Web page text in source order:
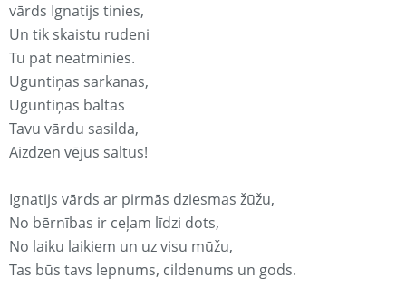
vārds Ignatijs tinies,
Un tik skaistu rudeni
Tu pat neatminies.
Uguntiņas sarkanas,
Uguntiņas baltas
Tavu vārdu sasilda,
Aizdzen vējus saltus!
Ignatijs vārds ar pirmās dziesmas žūžu,
No bērnības ir ceļam līdzi dots,
No laiku laikiem un uz visu mūžu,
Tas būs tavs lepnums, cildenums un gods.